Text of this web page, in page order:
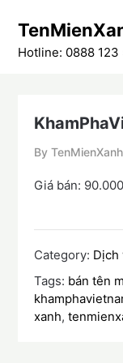
content
Hotline: 0888 123
By
Giá bán:
Category: Dịch
Tags: bán tên
xanh,